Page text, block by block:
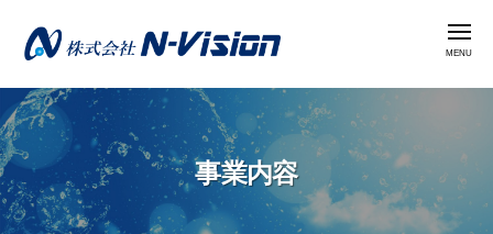
ン
ツ
へ
ス
キ
株
式
会
社
N
メ
ニ
事業内容
式
会
社
N
V
i
s